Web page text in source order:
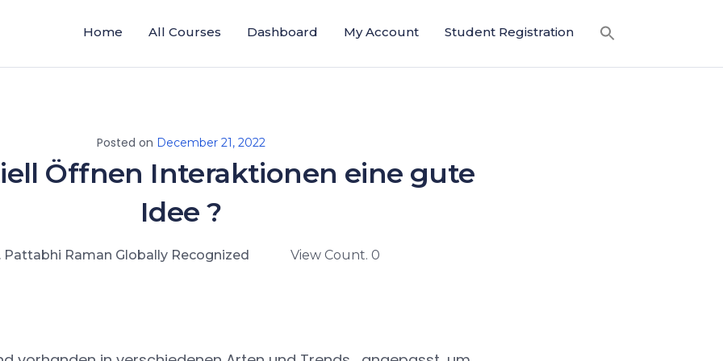
Home All Courses Dashboard My Account Student Registration
Posted on December 21, 2022
Öffnen Interaktionen eine gute
Idee ?
Pattabhi Raman Globally Recognized View Count. 0